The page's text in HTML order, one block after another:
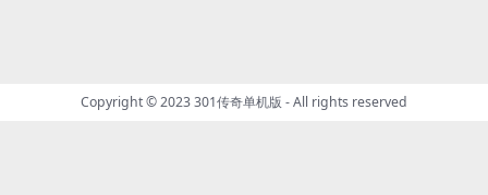
Copyright © 2023301传奇单机版 - All rights reserved